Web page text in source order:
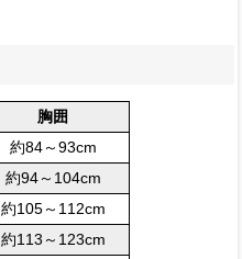
胸囲
約84～93cm
約94～104cm
約105～112cm
約113～123cm